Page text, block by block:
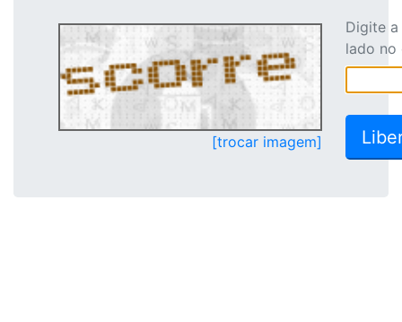
[trocar imagem]
Digite
lado no